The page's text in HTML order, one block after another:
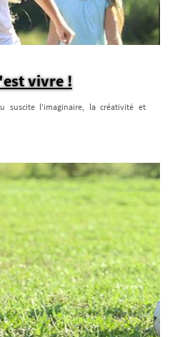
vivre !
suscite l'imaginaire, la créativité et